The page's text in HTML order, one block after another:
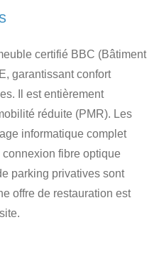
certifié BBC (Bâtiment
garantissant confort
Il est entièrement
réduite (PMR). Les
informatique complet
fibre optique
parking privatives sont
offre de restauration est